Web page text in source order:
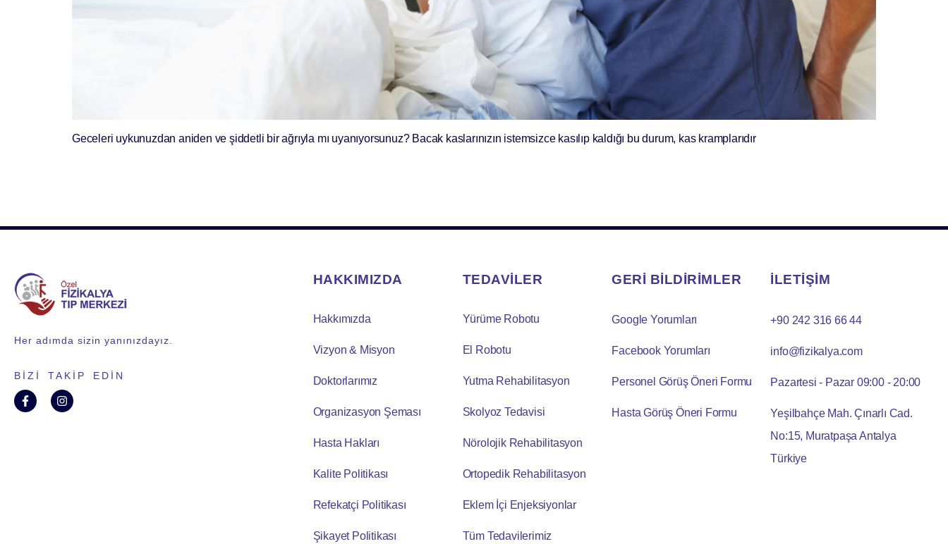
Geceleri uykunuzdan aniden ve şiddetli bir ağrıyla mı uyanıyorsunuz? Bacak kaslarınızın istemsizce kasılıp kaldığı bu durum, kas kramplarıdır
Her adımda sizin yanınızdayız.
BIZI TAKIP EDIN
HAKKIMIZDA
Hakkımızda
Vizyon & Misyon
Doktorlarımız
Organizasyon Şeması
Hasta Hakları
Kalite Politikası
Refekatçi Politikası
Şikayet Politikası
TEDAVİLER
Yürüme Robotu
El Robotu
Yutma Rehabilitasyon
Skolyoz Tedavisi
Nörolojik Rehabilitasyon
Ortopedik Rehabilitasyon
Eklem İçi Enjeksiyonlar
Tüm Tedavilerimiz
GERİ BİLDİRİMLER
Google Yorumları
Facebook Yorumları
Personel Görüş Öneri Formu
Hasta Görüş Öneri Formu
İLETİŞİM
+90 242 316 66 44
info@fizikalya.com
Pazartesi - Pazar 09:00 - 20:00
Yeşilbahçe Mah. Çınarlı Cad.
No:15, Muratpaşa Antalya
Türkiye